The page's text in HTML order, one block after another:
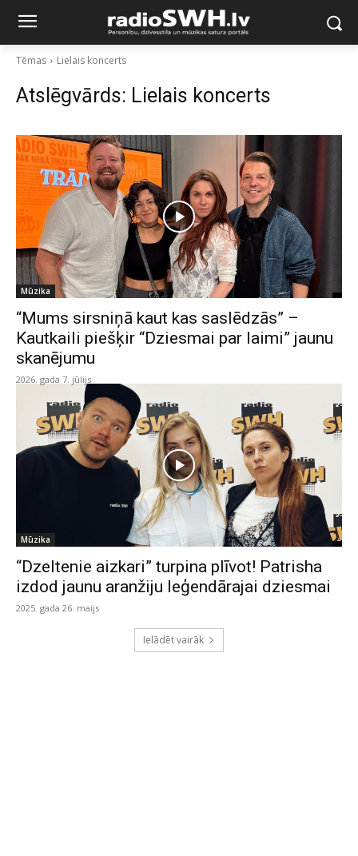
Tēmas Lielais koncerts
Atslēgvārds: Lielais koncerts
Mūzika
“Mums sirsniņā kaut kas saslēdzās” –
Kautkaili piešķir “Dziesmai par laimi” jaunu
skanējumu
2026. gada 7. jūlijs
Mūzika
“Dzeltenie aizkari” turpina plīvot! Patrisha
izdod jaunu aranžiju leģendārajai dziesmai
2025. gada 26. maijs
Ielādēt vairāk